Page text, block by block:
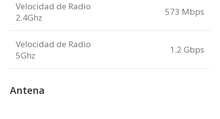
Velocidad de Radio
2.4Ghz
573 Mbps
Velocidad de Radio
5Ghz
1.2 Gbps
Antena